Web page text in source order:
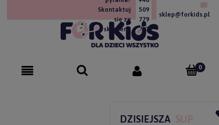
Skontaktuj
się ze
sklepem!
509
779
757
sklep@forkids.pl
DZISIEJSZA SUPER